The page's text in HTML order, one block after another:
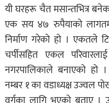
यी घरहरू चैत मसान्तभित्र
एक सय ४७ रुपैयाको
निर्माण गरेको हो । एकतले
चर्पीसहित एकल
नगरपालिकाले बनाएको हो ।
नम्बर १ का वडाध्यक्ष उज्वल